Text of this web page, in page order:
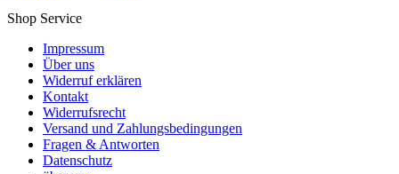
Shop Service
Impressum
Über uns
Widerruf erklären
Kontakt
Widerrufsrecht
Versand und Zahlungsbedingungen
Fragen & Antworten
Datenschutz